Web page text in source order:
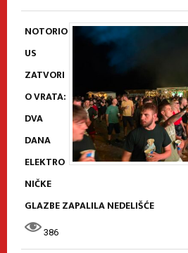
NOTORIO
US
ZATVORI
O VRATA:
DVA
DANA
ELEKTRO
NIČKE
GLAZBE ZAPALILA NEDELIŠĆE
386